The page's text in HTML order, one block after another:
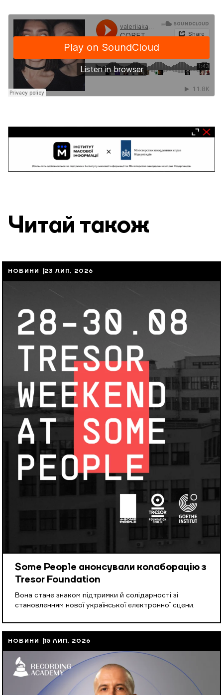
Читай також
НОВИНИ 23 ЛИП, 2026
Some People анонсували колаборацію з
Tresor Foundation
Вона стане знаком підтримки й солідарності зі
становленням нової української електронної сцени.
НОВИНИ 15 ЛИП, 2026